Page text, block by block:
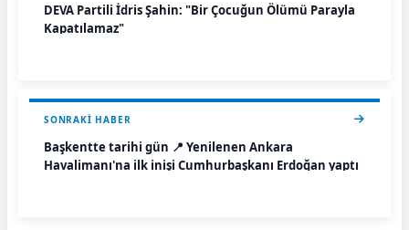
DEVA Partili İdris Şahin: "Bir Çocuğun Ölümü Parayla
Kapatılamaz"
SONRAKI HABER
Başkentte tarihi gün 📍 Yenilenen Ankara
Havalimanı'na ilk inişi Cumhurbaşkanı Erdoğan yaptı